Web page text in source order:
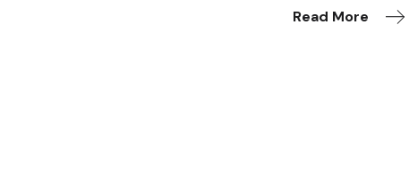
Read More